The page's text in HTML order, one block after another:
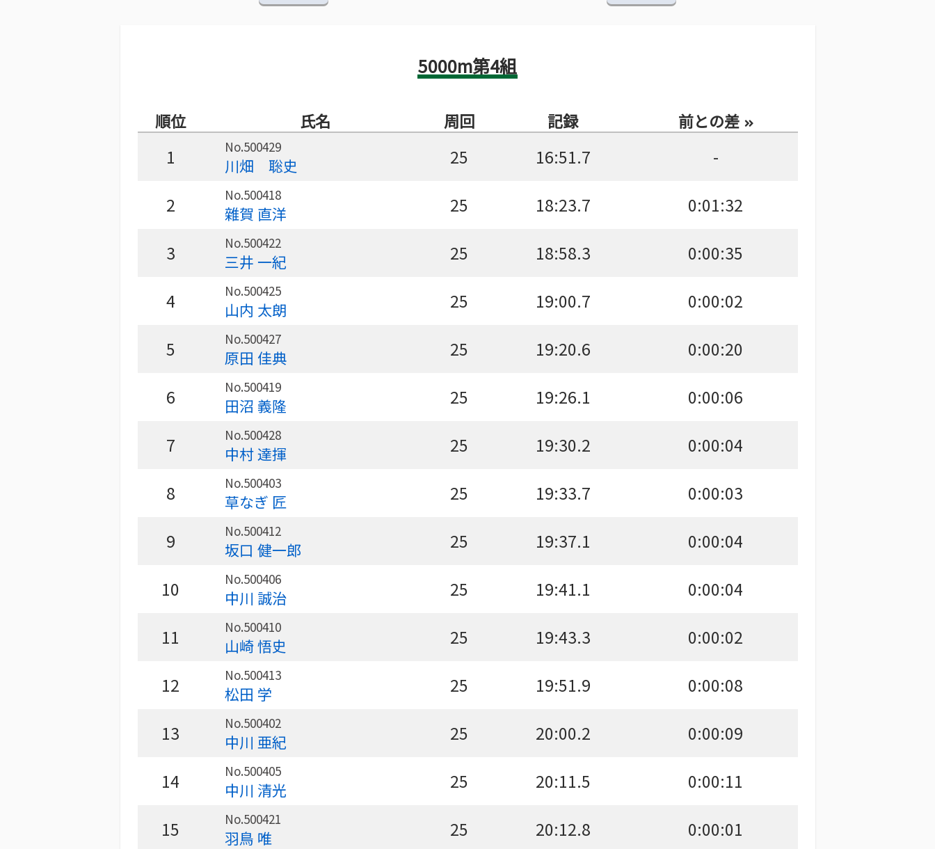
5000m第4組
順位 氏名 周回 記録 前との差
1 No.500429
川畑 聡史 25 16:51.7 -
2 No.500418
雜賀 直洋 25 18:23.7 0:01:32
3 No.500422
三井 一紀 25 18:58.3 0:00:35
4 No.500425
山内 太朗 25 19:00.7 0:00:02
5 No.500427
原田 佳典 25 19:20.6 0:00:20
6 No.500419
田沼 義隆 25 19:26.1 0:00:06
7 No.500428
中村 達揮 25 19:30.2 0:00:04
8 No.500403
草なぎ 匠 25 19:33.7 0:00:03
9 No.500412
坂口 健一郎 25 19:37.1 0:00:04
10 No.500406
中川 誠治 25 19:41.1 0:00:04
11 No.500410
山崎 悟史 25 19:43.3 0:00:02
12 No.500413
松田 学 25 19:51.9 0:00:08
13 No.500402
中川 亜紀 25 20:00.2 0:00:09
14 No.500405
中川 清光 25 20:11.5 0:00:11
15 No.500421
羽鳥 唯 25 20:12.8 0:00:01